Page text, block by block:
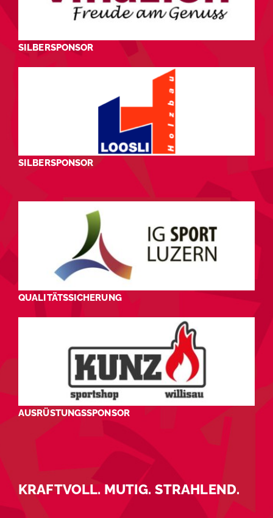
SILBERSPONSOR
SILBERSPONSOR
QUALITÄTSSICHERUNG
AUSRÜSTUNGSSPONSOR
KRAFTVOLL. MUTIG. STRAHLEND.